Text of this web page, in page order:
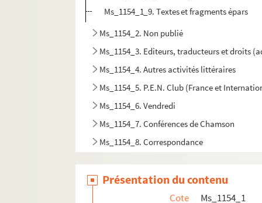
Ms_1154_1_9. Textes et fragments épars
Ms_1154_2. Non publié
Ms_1154_3. Editeurs, traducteurs et droits
Ms_1154_4. Autres activités littéraires
Ms_1154_5. P.E.N. Club (France et
Ms_1154_6. Vendredi
Ms_1154_7. Conférences de Chamson
Ms_1154_8. Correspondance
Ms_1154_10. Vie professionnelle
Ms_1154_11. Vie mondaine
Présentation du contenu
Cote
Ms_1154_1